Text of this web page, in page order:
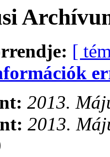
[
2013.
2013.